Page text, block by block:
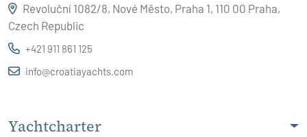
Revoluční 1082/8, Nové Město, Praha 1, 110 00 Praha,
Czech Republic
+421 911 861 125
info@croatiayachts.com
Yachtcharter